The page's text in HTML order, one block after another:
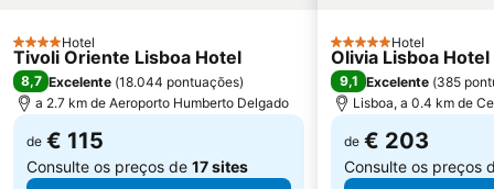
Coliseu dos Recreios
Praia da Ribeira do Cavalo
Galapinhos Beach
Praça do Comércio
4 Estrelas
Hotel
Tivoli Oriente Lisboa Hotel
8,7 Excelente (18.044 pontuações)
a 2.7 km de Aeroporto Humberto Delgado
de € 115
Consulte os preços de 17 sites
5 EstrelasHotel
Olivia Lisboa
9,1 Excelente (385
Lisboa, a 0.4 km de
de € 203
Consulte os preços